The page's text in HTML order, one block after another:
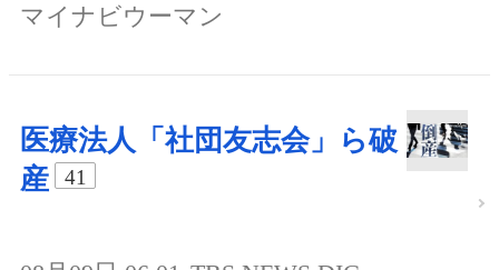
マイナビウーマン
医療法人「社団友志会」ら破
産
41